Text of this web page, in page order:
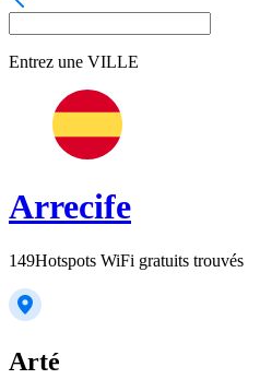
Entrez une VILLE
Arrecife
149Hotspots WiFi gratuits trouvés
Arté